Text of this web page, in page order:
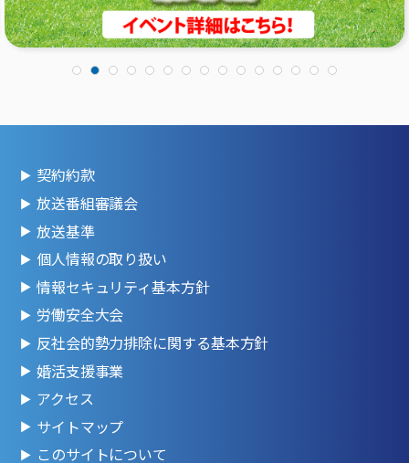
契約約款
放送番組審議会
放送基準
個人情報の取り扱い
情報セキュリティ基本方針
労働安全大会
反社会的勢力排除に関する基本方針
婚活支援事業
アクセス
サイトマップ
このサイトについて